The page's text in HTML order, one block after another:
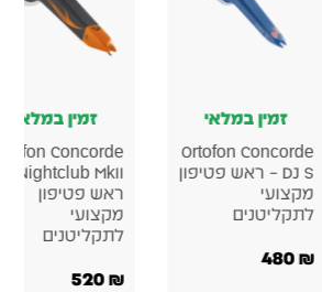
זמין במלאי
Ortofon Concorde
DJ S – ראש פטיפון
מקצועי
לתקליטנים
₪
480
זמין במלאי
Concorde
ראש פטיפון
מקצועי
לתקליטנים
₪
520